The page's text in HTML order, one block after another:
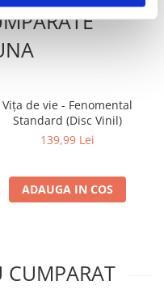
Vița de vie - Fenomental
Standard (Disc Vinil)
139,99 Lei
ADAUGA IN COS
CUMPARAT